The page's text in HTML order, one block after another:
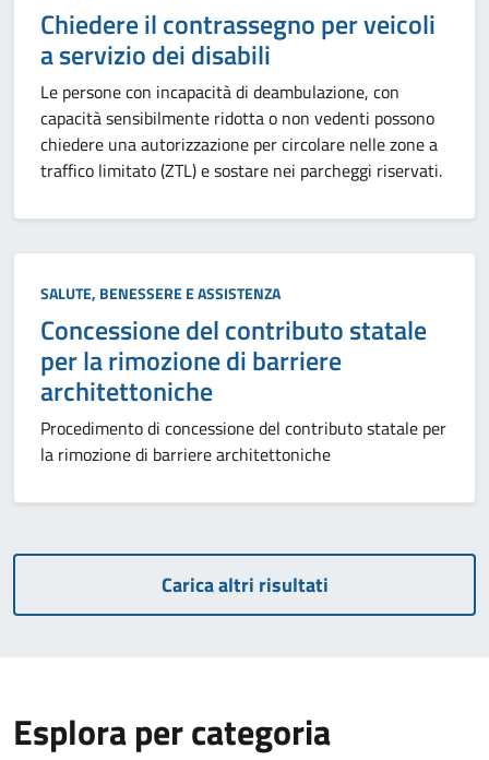
Chiedere il contrassegno per veicoli
a servizio dei disabili
Le persone con incapacità di deambulazione, con
capacità sensibilmente ridotta o non vedenti possono
chiedere una autorizzazione per circolare nelle zone a
traffico limitato (ZTL) e sostare nei parcheggi riservati.
Categoria:
SALUTE, BENESSERE E ASSISTENZA
Concessione del contributo statale
per la rimozione di barriere
architettoniche
Procedimento di concessione del contributo statale per
la rimozione di barriere architettoniche
Carica altri risultati
Esplora per categoria